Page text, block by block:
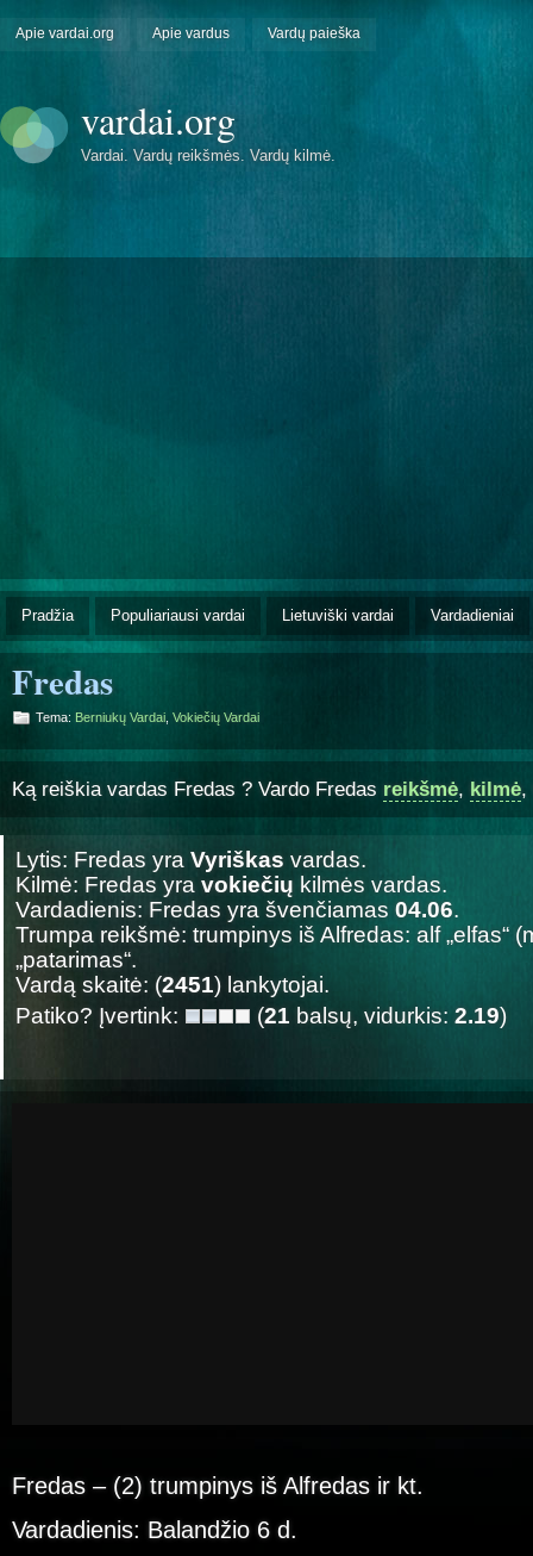
Apie vardai.org Apie vardus Vardų paieška
vardai.org
Vardai. Vardų reikšmės. Vardų kilmė.
Pradžia Populiariausi vardai Lietuviški vardai Vardadieniai
Fredas
Tema: Berniukų Vardai Vokiečių Vardai
Ką reiškia vardas Fredas ? Vardo Fredas reikšmė, kilmė,
Lytis: Fredas yra Vyriškas vardas.
Kilmė: Fredas yra vokiečių kilmės vardas.
Vardadienis: Fredas yra švenčiamas 04.06.
Trumpa reikšmė: trumpinys iš Alfredas: alf „elfas“
„patarimas“.
Vardą skaitė: (2451) lankytojai.
Patiko? Įvertink:
(21 balsų, vidurkis: 2.19)
Fredas – (2) trumpinys iš Alfredas ir kt.
Vardadienis: Balandžio 6 d.